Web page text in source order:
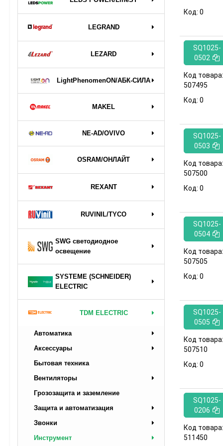
LEGRAND
LEZARD
LightPhenomenON/АБК-СИЛА
MAKEL
NE-AD/OVIVO
OSRAM/ОНЛАЙТ
REXANT
RUVINIL/TYCO
SWG светодиодное
освещение
SYSTEME (SCHNEIDER)
ELECTRIC
TDM ELECTRIC
Автоматика
Аксессуары
Бытовая техника
Вентиляторы
Грозозащита и заземление
Защита и автоматизация
Звонки
Инструмент
Код: 0
SQ1025-
0502
Код товара:
507495
Код: 0
SQ1025-
0503
Код товара:
507500
Код: 0
SQ1025-
0504
Код товара:
507505
Код: 0
SQ1025-
0505
Код товара:
507510
Код: 0
SQ1025-
0206
Код товара:
511450